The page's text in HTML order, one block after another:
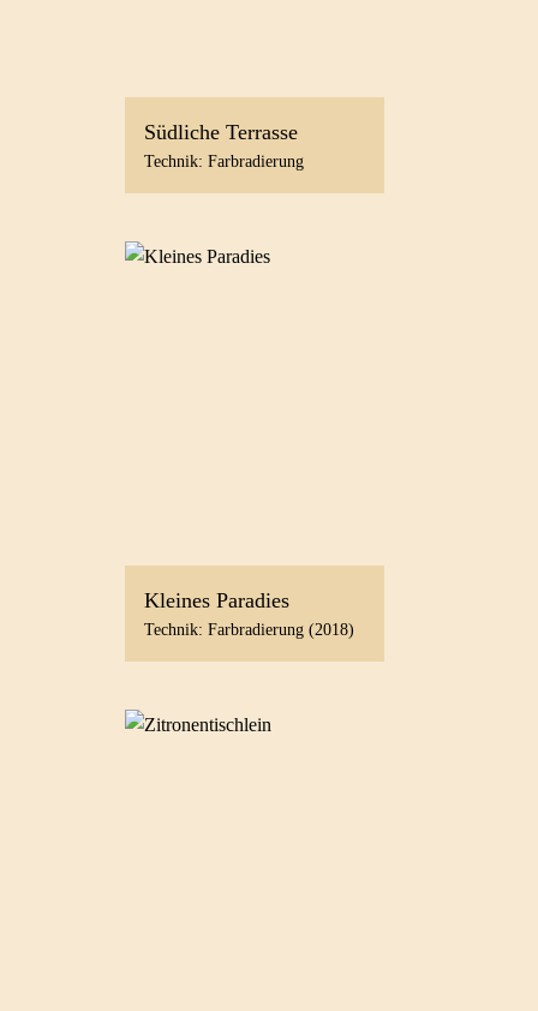
Südliche Terrasse
Technik: Farbradierung
Kleines Paradies
Technik: Farbradierung (2018)